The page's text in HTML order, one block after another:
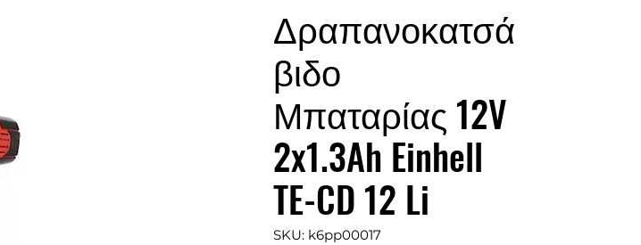
Δραπανοκατσά
βιδο
Μπαταρίας 12V
2x1.3Ah Einhell
TE-CD 12 Li
SKU: k6pp00017